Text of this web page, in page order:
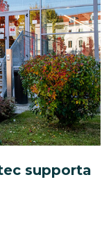
supporta